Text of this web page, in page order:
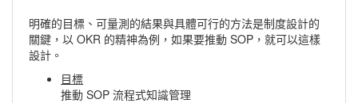
明確的目標、可量測的結果與具體可行的方法是制度設計的
關鍵，以 OKR 的精神為例，如果要推動 SOP，就可以這樣
設計。
目標
推動 SOP 流程式知識管理